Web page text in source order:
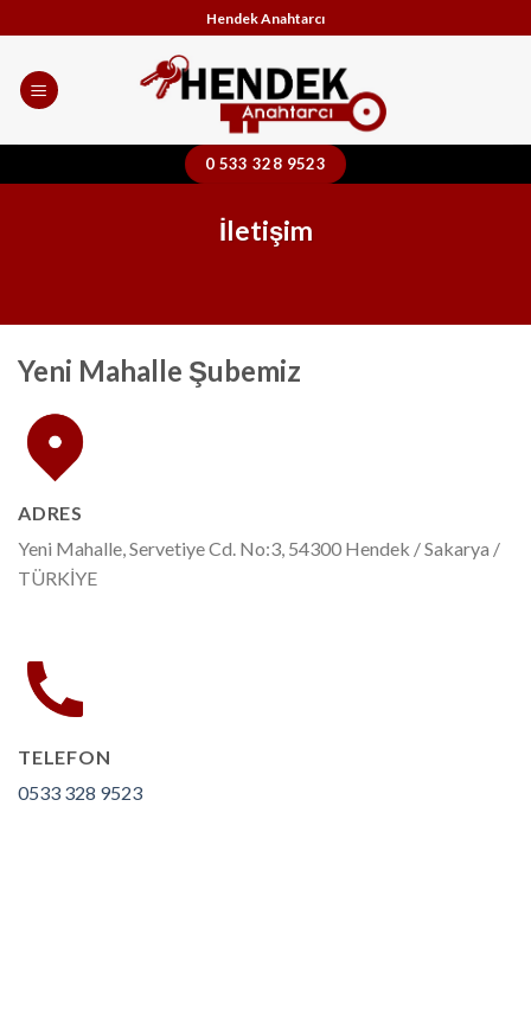
to
content
Hendek Anahtarcı
0 533 328 9523
İletişim
Yeni Mahalle Şubemiz
ADRES
Yeni Mahalle, Servetiye Cd. No:3, 54300 Hendek / Sakarya /
TÜRKİYE
TELEFON
0533 328 9523